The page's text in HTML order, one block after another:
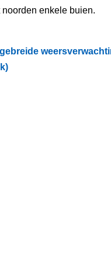
noorden enkele buien.